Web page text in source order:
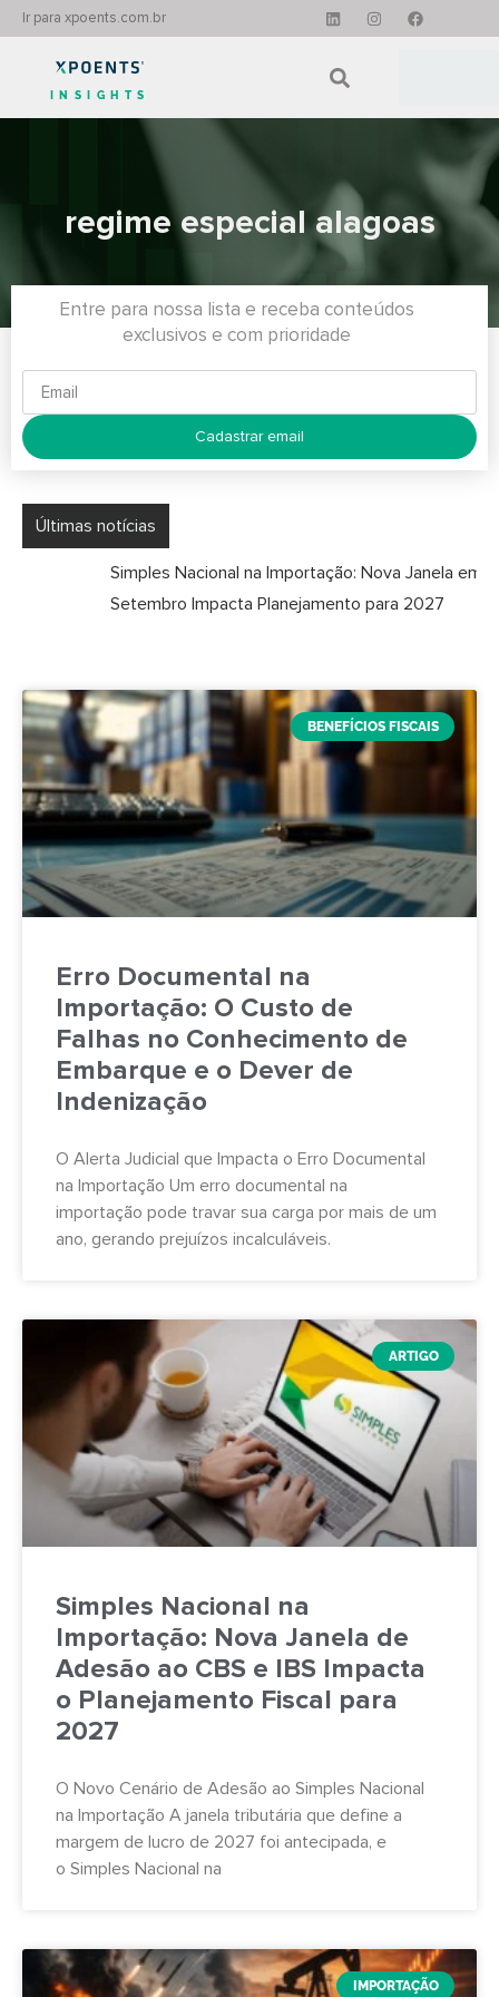
Ir para xpoents.com.br
INSIGHTS
regime especial alagoas
Entre para nossa lista e receba conteúdos
exclusivos e com prioridade
Cadastrar email
Últimas notícias
Simples Nacional na Importação: Nova Janela em
Setembro Impacta Planejamento para 2027
BENEFÍCIOS FISCAIS
Erro Documental na
Importação: O Custo de
Falhas no Conhecimento de
Embarque e o Dever de
Indenização
O Alerta Judicial que Impacta o Erro Documental
na Importação Um erro documental na
importação pode travar sua carga por mais de um
ano, gerando prejuízos incalculáveis.
ARTIGO
Simples Nacional na
Importação: Nova Janela de
Adesão ao CBS e IBS Impacta
o Planejamento Fiscal para
2027
O Novo Cenário de Adesão ao Simples Nacional
na Importação A janela tributária que define a
margem de lucro de 2027 foi antecipada, e
o Simples Nacional na
IMPORTAÇÃO